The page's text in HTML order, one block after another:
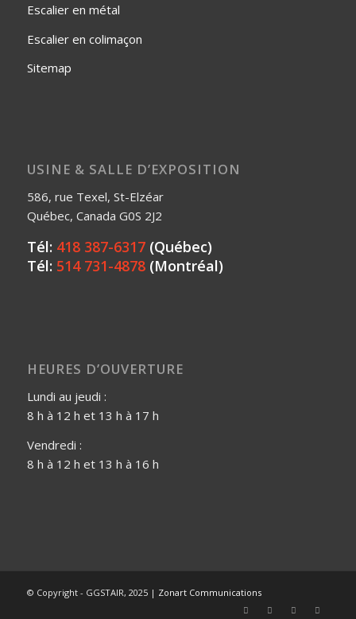
Escalier en métal
Escalier en colimaçon
Sitemap
USINE & SALLE D’EXPOSITION
586, rue Texel, St-Elzéar
Québec, Canada G0S 2J2
Tél: 418 387-6317(Québec)
Tél: 514 731-4878(Montréal)
HEURES D’OUVERTURE
Lundi au jeudi :
8 h à 12 h et 13 h à 17 h
Vendredi :
8 h à 12 h et 13 h à 16 h
© Copyright - GGSTAIR, 2025 | Zonart Communications